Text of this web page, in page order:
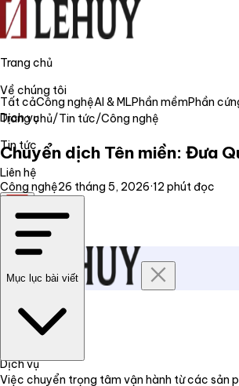
Trang chủ
Về chúng tôi
Dịch vụ
Tin tức
Liên hệ
Trang chủ
Về chúng tôi
Dịch vụ
Tất cảCông nghệAI & MLPhần mềmPhần
Trang chủ/Tin tức/Công nghệ
Chuyển dịch Tên miền: Đưa
Công nghệ26 tháng 5, 2026·12 phút đọc
Mục lục bài viết
Việc chuyển trọng tâm vận hành từ các sản